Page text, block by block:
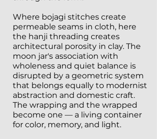
Where bojagi stitches create
permeable seams in cloth, here
the hanji threading creates
architectural porosity in clay. The
moon jar's association with
wholeness and quiet balance is
disrupted by a geometric system
that belongs equally to modernist
abstraction and domestic craft.
The wrapping and the wrapped
become one — a living container
for color, memory, and light.